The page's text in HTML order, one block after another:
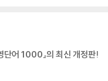
단어 1000』의 최신 개정판!